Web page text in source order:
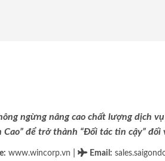
ngừng nâng cao chất lượng dịch
Cao” để trở thành “Đối tác tin cậy”
www.wincorp.vn Email :